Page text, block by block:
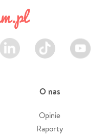
LinkedIn TikTok Youtube
O nas
Opinie
Raporty